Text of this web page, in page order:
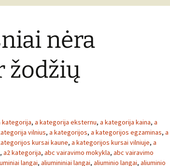
nėra
žodžių
kategorija, a kategorija eksternu, a kategorija kaina, a
vilnius, a kategorijos, a kategorijos egzaminas, a
kursai kaune, a kategorijos kursai vilniuje, a
, a2 kategorija, abc vairavimo mokykla, abc vairavimo
langai, aliumininiai langai, aliuminio langai, aliuminio